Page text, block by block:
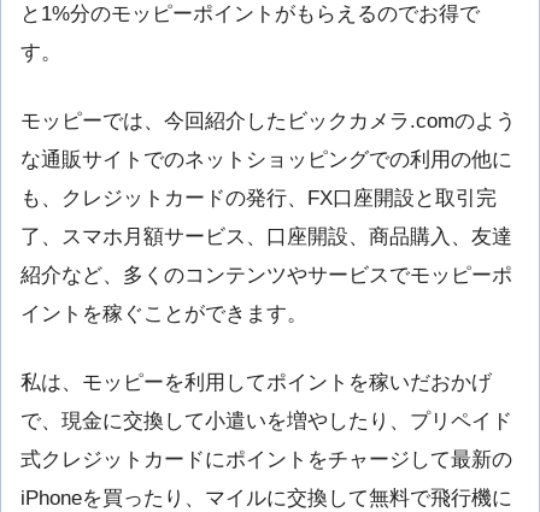
と1%分のモッピーポイントがもらえるのでお得で
す。
モッピーでは、今回紹介したビックカメラ.comのよう
な通販サイトでのネットショッピングでの利用の他に
も、クレジットカードの発行、FX口座開設と取引完
了、スマホ月額サービス、口座開設、商品購入、友達
紹介など、多くのコンテンツやサービスでモッピーポ
イントを稼ぐことができます。
私は、モッピーを利用してポイントを稼いだおかげ
で、現金に交換して小遣いを増やしたり、プリペイド
式クレジットカードにポイントをチャージして最新の
iPhoneを買ったり、マイルに交換して無料で飛行機に